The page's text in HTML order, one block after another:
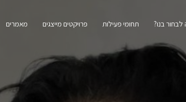
בנו? תחומי פעילות פרויקטים מייצגים מאמרים